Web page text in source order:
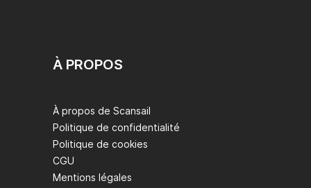
À PROPOS
À propos de Scansail
Politique de confidentialité
Politique de cookies
CGU
Mentions légales